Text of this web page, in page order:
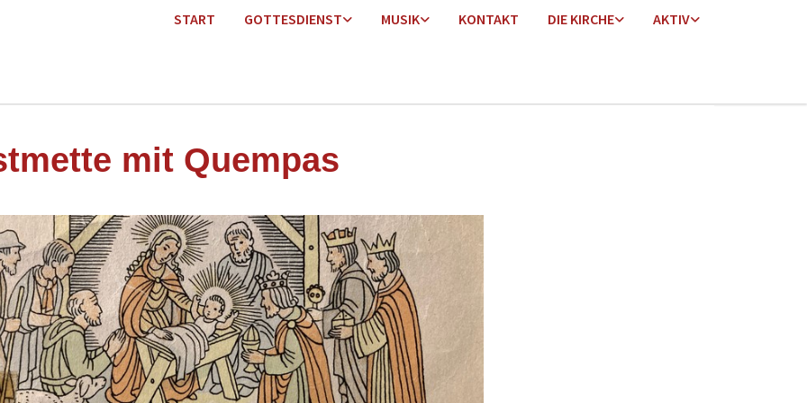
START GOTTESDIENST MUSIK KONTAKT DIE KIRCHE AKTIV
mit Quempas